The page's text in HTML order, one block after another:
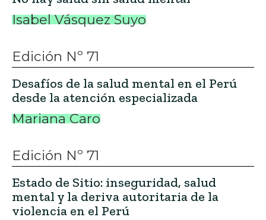
Isabel Vásquez Suyo
Edición Nº 71
Desafíos de la salud mental en el Perú
desde la atención especializada
Mariana Caro
Edición Nº 71
Estado de Sitio: inseguridad, salud
mental y la deriva autoritaria de la
violencia en el Perú